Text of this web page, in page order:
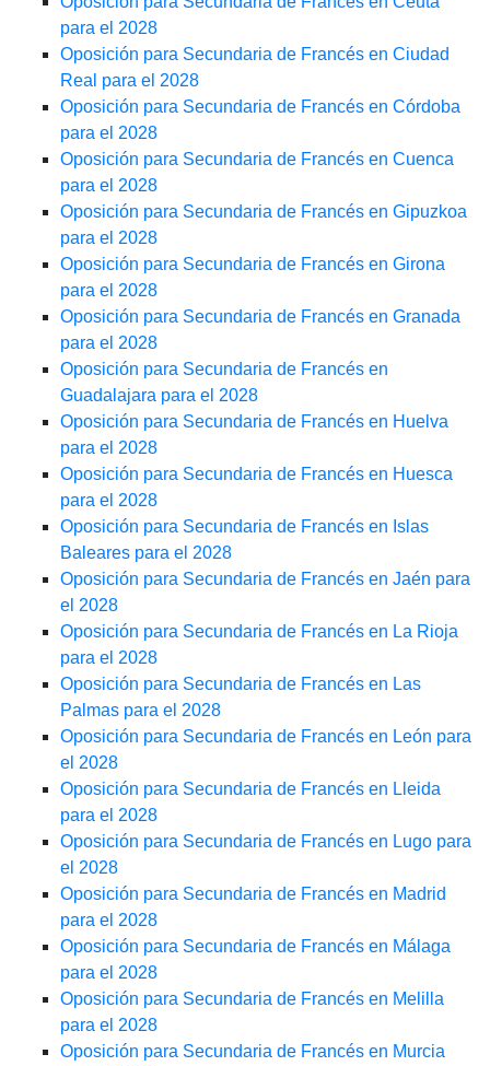
para el 2028
Oposición para Secundaria de Francés en Ciudad
Real para el 2028
Oposición para Secundaria de Francés en Córdoba
para el 2028
Oposición para Secundaria de Francés en Cuenca
para el 2028
Oposición para Secundaria de Francés en Gipuzkoa
para el 2028
Oposición para Secundaria de Francés en Girona
para el 2028
Oposición para Secundaria de Francés en Granada
para el 2028
Oposición para Secundaria de Francés en
Guadalajara para el 2028
Oposición para Secundaria de Francés en Huelva
para el 2028
Oposición para Secundaria de Francés en Huesca
para el 2028
Oposición para Secundaria de Francés en Islas
Baleares para el 2028
Oposición para Secundaria de Francés en Jaén para
el 2028
Oposición para Secundaria de Francés en La Rioja
para el 2028
Oposición para Secundaria de Francés en Las
Palmas para el 2028
Oposición para Secundaria de Francés en León para
el 2028
Oposición para Secundaria de Francés en Lleida
para el 2028
Oposición para Secundaria de Francés en Lugo para
el 2028
Oposición para Secundaria de Francés en Madrid
para el 2028
Oposición para Secundaria de Francés en Málaga
para el 2028
Oposición para Secundaria de Francés en Melilla
para el 2028
Oposición para Secundaria de Francés en Murcia